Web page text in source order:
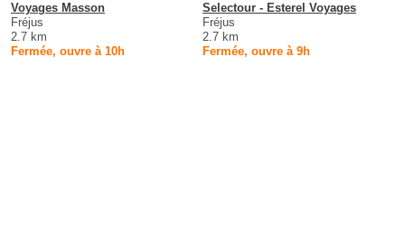
Voyages Masson
Fréjus
2.7 km
Fermée, ouvre à 10h
Selectour - Esterel Voyages
Fréjus
2.7 km
Fermée, ouvre à 9h